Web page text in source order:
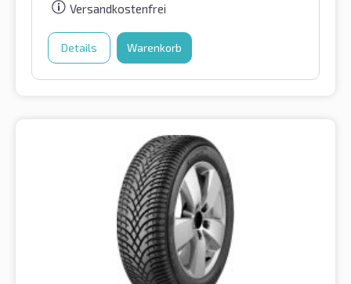
Versandkostenfrei
Details Warenkorb